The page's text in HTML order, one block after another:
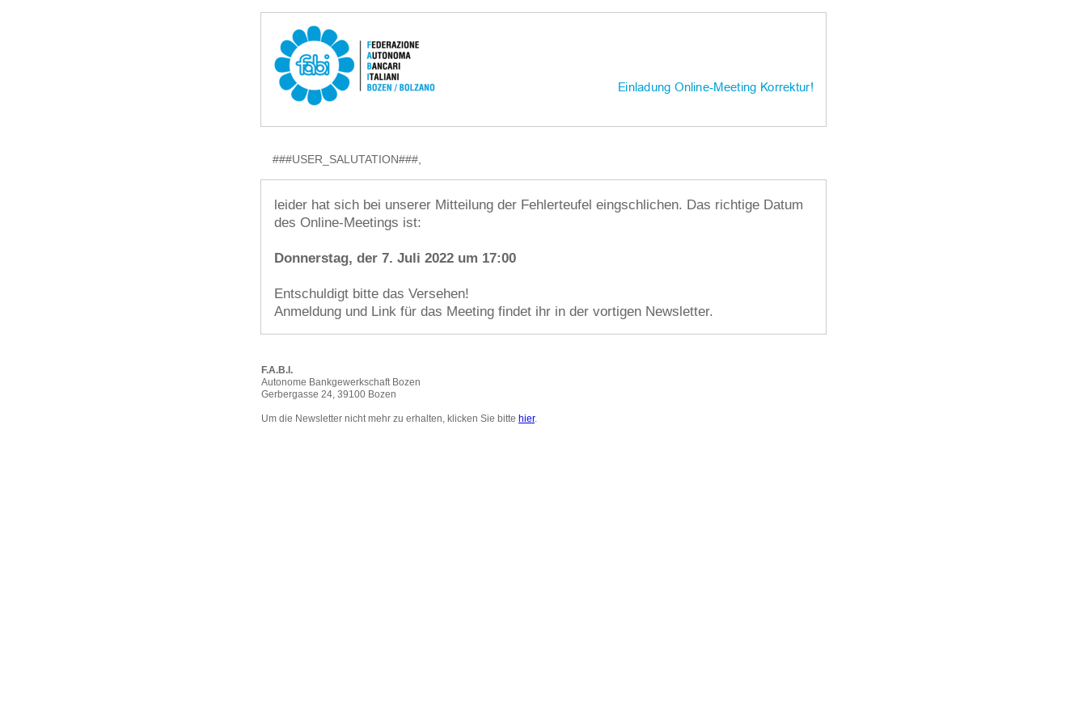
###USER_SALUTATION###,
leider hat sich bei unserer Mitteilung der Fehlerteufel eingschlichen. Das richtige Datum
des Online-Meetings ist:
Donnerstag, der 7. Juli 2022 um 17:00
Entschuldigt bitte das Versehen!
Anmeldung und Link für das Meeting findet ihr in der vortigen Newsletter.
F.A.B.I.
Autonome Bankgewerkschaft Bozen
Gerbergasse 24, 39100 Bozen
Um die Newsletter nicht mehr zu erhalten, klicken Sie bitte hier.